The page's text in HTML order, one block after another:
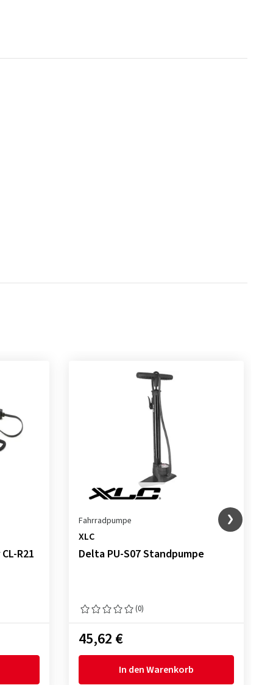
R21
Fahrradpumpe
XLC
Delta PU-S07 Standpumpe
(0)
45,62 €
In den Warenkorb